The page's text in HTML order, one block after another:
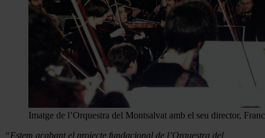
Imatge de l’Orquestra del Montsalvat amb el seu director,
“Estem acabant el projecte fundacional de l’Orquestra del